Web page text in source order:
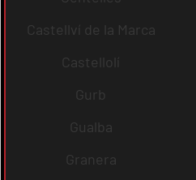
Castellví de la Marca
Castellolí
Gurb
Gualba
Granera